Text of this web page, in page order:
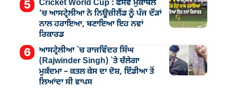
Cricket World Cup : ਫਸਵੇਂ ਮੁਕਾਬਲੇ
’ਚ ਆਸਟ੍ਰੇਲੀਆ ਨੇ ਨਿਊਜ਼ੀਲੈਂਡ ਨੂੰ ਪੰਜ ਦੌੜਾਂ
ਨਾਲ ਹਰਾਇਆ, ਬਣਾਇਆ ਇਹ ਨਵਾਂ
ਰਿਕਾਰਡ
ਆਸਟ੍ਰੇਲੀਆ `ਚ ਰਾਜਵਿੰਦਰ ਸਿੰਘ
(Rajwinder Singh) `ਤੇ ਚੱਲੇਗਾ
ਮੁੁਕੱਦਮਾ – ਕਤਲ ਕੇਸ ਦਾ ਦੋਸ਼, ਇੰਡੀਆ ਤੋਂ
ਲਿਆਂਦਾ ਸੀ ਵਾਪਸ